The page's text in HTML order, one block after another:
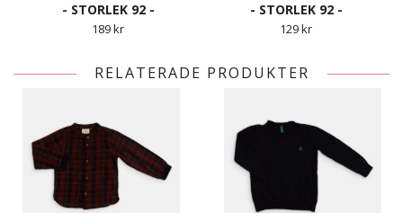
- STORLEK 92 -
189 kr
- STORLEK 92 -
129 kr
RELATERADE PRODUKTER